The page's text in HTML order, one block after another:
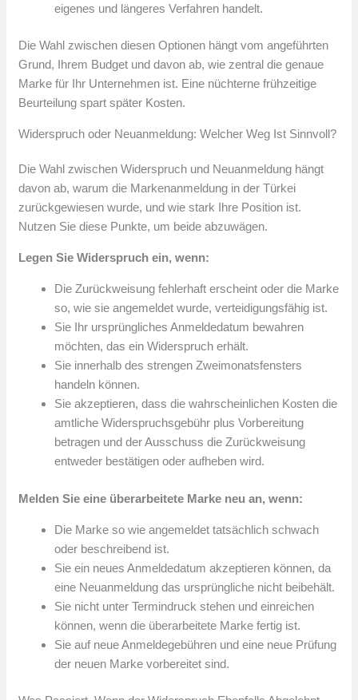
eigenes und längeres Verfahren handelt.
Die Wahl zwischen diesen Optionen hängt vom angeführten
Grund, Ihrem Budget und davon ab, wie zentral die genaue
Marke für Ihr Unternehmen ist. Eine nüchterne frühzeitige
Beurteilung spart später Kosten.
Widerspruch oder Neuanmeldung: Welcher Weg Ist Sinnvoll?
Die Wahl zwischen Widerspruch und Neuanmeldung hängt
davon ab, warum die Markenanmeldung in der Türkei
zurückgewiesen wurde, und wie stark Ihre Position ist.
Nutzen Sie diese Punkte, um beide abzuwägen.
Legen Sie Widerspruch ein, wenn:
Die Zurückweisung fehlerhaft erscheint oder die Marke
so, wie sie angemeldet wurde, verteidigungsfähig ist.
Sie Ihr ursprüngliches Anmeldedatum bewahren
möchten, das ein Widerspruch erhält.
Sie innerhalb des strengen Zweimonatsfensters
handeln können.
Sie akzeptieren, dass die wahrscheinlichen Kosten die
amtliche Widerspruchsgebühr plus Vorbereitung
betragen und der Ausschuss die Zurückweisung
entweder bestätigen oder aufheben wird.
Melden Sie eine überarbeitete Marke neu an, wenn:
Die Marke so wie angemeldet tatsächlich schwach
oder beschreibend ist.
Sie ein neues Anmeldedatum akzeptieren können, da
eine Neuanmeldung das ursprüngliche nicht beibehält.
Sie nicht unter Termindruck stehen und einreichen
können, wenn die überarbeitete Marke fertig ist.
Sie auf neue Anmeldegebühren und eine neue Prüfung
der neuen Marke vorbereitet sind.